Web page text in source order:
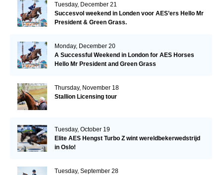
Tuesday, December 21
Succesvol weekend in Londen voor AES’ers Hello Mr
President & Green Grass.
Monday, December 20
A Successful Weekend in London for AES Horses
Hello Mr President and Green Grass
Thursday, November 18
Stallion Licensing tour
Tuesday, October 19
Elite AES Hengst Turbo Z wint wereldbekerwedstrijd
in Oslo!
Tuesday, September 28